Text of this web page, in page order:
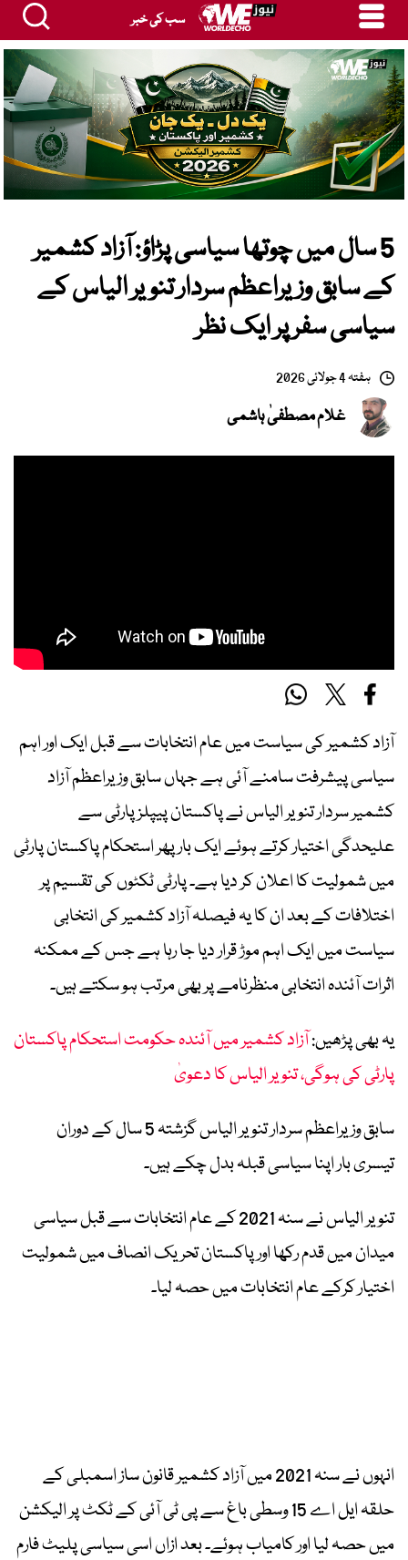
سب کی خبر
5 سال میں چوتھا سیاسی پڑاؤ: آزاد کشمیر
کے سابق وزیراعظم سردار تنویر الیاس کے
سیاسی سفر پر ایک نظر
ہفتہ 4 جولائی 2026
غلام مصطفیٰ ہاشمی
آزاد کشمیر کی سیاست میں عام انتخابات سے قبل ایک اور اہم
سیاسی پیشرفت سامنے آئی ہے جہاں سابق وزیراعظم آزاد
کشمیر سردار تنویر الیاس نے پاکستان پیپلز پارٹی سے
علیحدگی اختیار کرتے ہوئے ایک بار پھر استحکام پاکستان پارٹی
میں شمولیت کا اعلان کر دیا ہے۔ پارٹی ٹکٹوں کی تقسیم پر
اختلافات کے بعد ان کا یہ فیصلہ آزاد کشمیر کی انتخابی
سیاست میں ایک اہم موڑ قرار دیا جا رہا ہے جس کے ممکنہ
اثرات آئندہ انتخابی منظرنامے پر بھی مرتب ہو سکتے ہیں۔
یہ بھی پڑھیں:آزاد کشمیر میں آئندہ حکومت استحکام پاکستان
پارٹی کی ہوگی، تنویر الیاس کا دعویٰ
سابق وزیراعظم سردار تنویر الیاس گزشتہ 5 سال کے دوران
تیسری بار اپنا سیاسی قبلہ بدل چکے ہیں۔
تنویر الیاس نے سنہ 2021 کے عام انتخابات سے قبل سیاسی
میدان میں قدم رکھا اور پاکستان تحریک انصاف میں شمولیت
اختیار کرکے عام انتخابات میں حصہ لیا۔
انہوں نے سنہ 2021 میں آزاد کشمیر قانون ساز اسمبلی کے
حلقہ ایل اے 15 وسطی باغ سے پی ٹی آئی کے ٹکٹ پر الیکشن
میں حصہ لیا اور کامیاب ہوئے۔ بعد ازاں اسی سیاسی پلیٹ فارم